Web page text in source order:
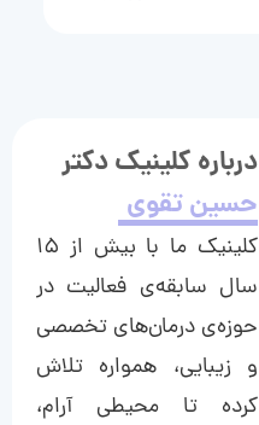
درباره کلینیک دکتر
حسین تقوی
کلینیک ما با بیش از ۱۵
سال سابقه‌ی فعالیت در
حوزه‌ی درمان‌های تخصصی
و زیبایی، همواره تلاش
کرده تا محیطی آرام،